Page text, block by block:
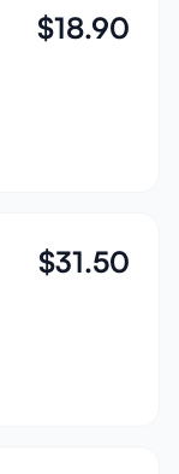
$18.90
$31.50